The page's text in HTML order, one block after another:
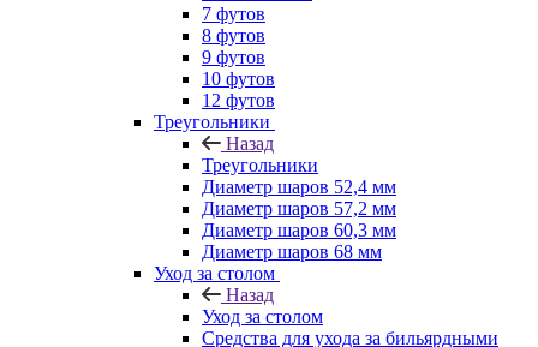
7 футов
8 футов
9 футов
10 футов
12 футов
Треугольники
Назад
Треугольники
Диаметр шаров 52,4 мм
Диаметр шаров 57,2 мм
Диаметр шаров 60,3 мм
Диаметр шаров 68 мм
Уход за столом
Назад
Уход за столом
Средства для ухода за бильярдными